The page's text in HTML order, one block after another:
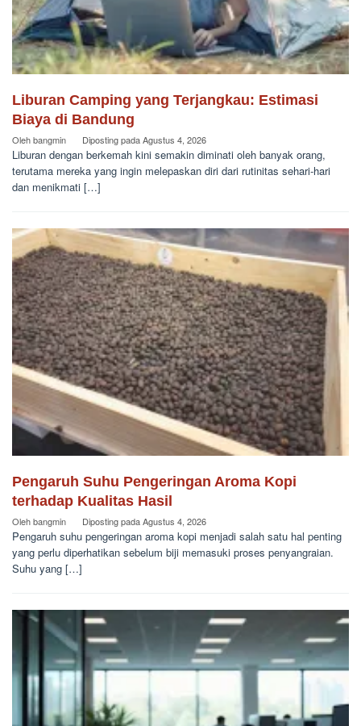
Liburan Camping yang Terjangkau: Estimasi
Biaya di Bandung
Olehbangmin Diposting padaAgustus 4, 2026
Liburan dengan berkemah kini semakin diminati oleh banyak orang,
terutama mereka yang ingin melepaskan diri dari rutinitas sehari-hari
dan menikmati […]
Pengaruh Suhu Pengeringan Aroma Kopi
terhadap Kualitas Hasil
Olehbangmin Diposting padaAgustus 4, 2026
Pengaruh suhu pengeringan aroma kopi menjadi salah satu hal penting
yang perlu diperhatikan sebelum biji memasuki proses penyangraian.
Suhu yang […]